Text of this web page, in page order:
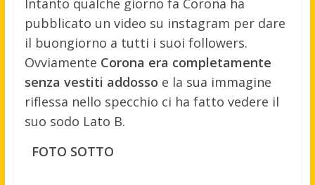
Intanto qualche giorno fa Corona ha
pubblicato un video su instagram per dare
il buongiorno a tutti i suoi followers.
Ovviamente Corona era completamente
senza vestiti addosso e la sua immagine
riflessa nello specchio ci ha fatto vedere il
suo sodo Lato B.
FOTO SOTTO